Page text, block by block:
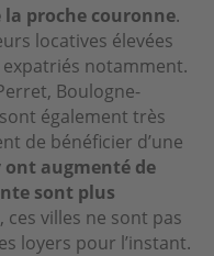
la proche couronne.
locatives élevées
notamment.
Boulogne-
également très
de bénéficier d’une
ont augmenté de
sont plus
ces villes ne sont pas
loyers pour l’instant.